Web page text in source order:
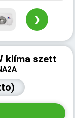
❯
klíma szett